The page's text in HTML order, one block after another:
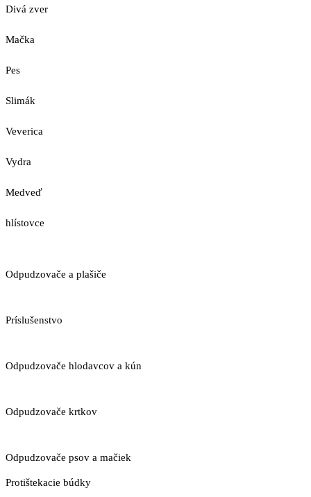
Divá zver
Mačka
Pes
Slimák
Veverica
Vydra
Medveď
hlístovce
Odpudzovače a plašiče
Príslušenstvo
Odpudzovače hlodavcov a kún
Odpudzovače krtkov
Odpudzovače psov a mačiek
Protištekacie búdky